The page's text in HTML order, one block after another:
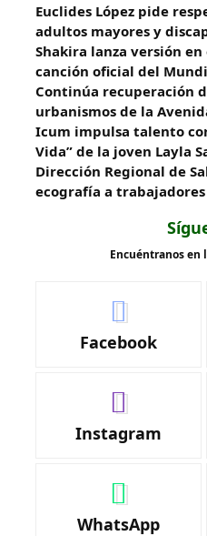
Euclides López pide
adultos mayores y
Shakira lanza versión en
canción oficial del
Continúa recuperación
urbanismos de la
Icum impulsa talento
Vida” de la joven Layla
‎Dirección Regional de
ecografía a
Encuéntranos en
Facebook
Instagram
WhatsApp